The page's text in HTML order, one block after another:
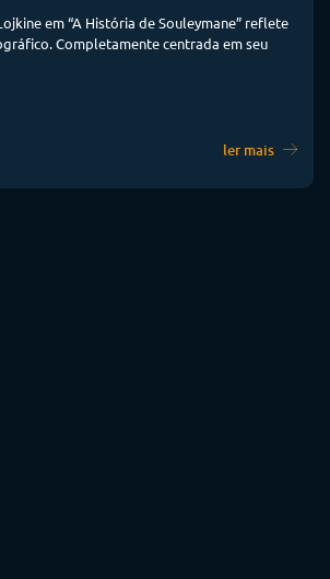
em “A História de Souleymane” reflete
Completamente centrada em seu
ler mais